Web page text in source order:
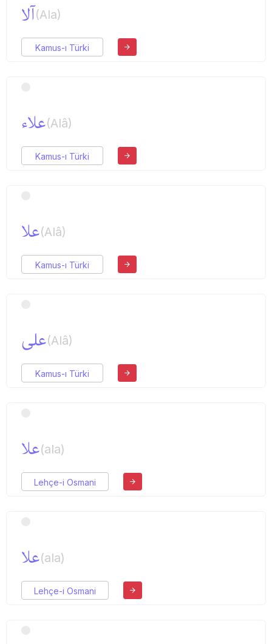
آلا(Ala)
Kamus-ı Türki
علاء(Alâ)
Kamus-ı Türki
علا(Alâ)
Kamus-ı Türki
علی(Alâ)
Kamus-ı Türki
علا(ala)
Lehçe-i Osmani
علا(ala)
Lehçe-i Osmani